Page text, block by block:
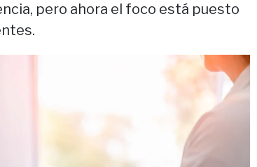
pero ahora el foco está puesto